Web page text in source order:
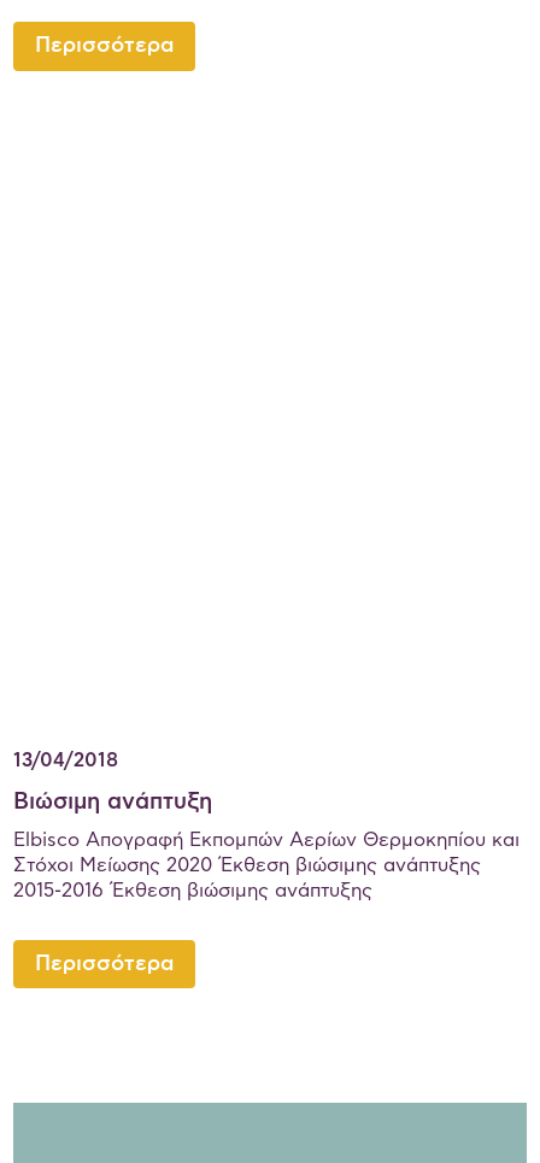
Περισσότερα
13/04/2018
Βιώσιμη ανάπτυξη
Elbisco Απογραφή Εκπομπών Αερίων Θερμοκηπίου και
Στόχοι Μείωσης 2020 Έκθεση βιώσιμης ανάπτυξης
2015-2016 Έκθεση βιώσιμης ανάπτυξης
Περισσότερα